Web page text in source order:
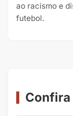
ao racismo e
futebol.
Confira